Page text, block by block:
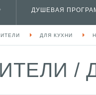
ДУШЕВАЯ
ДЛЯ КУХНИ
/